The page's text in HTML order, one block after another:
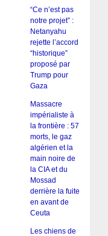
“Ce n’est pas
notre projet” :
Netanyahu
rejette l’accord
“historique”
proposé par
Trump pour
Gaza
Massacre
impérialiste à
la frontière : 57
morts, le gaz
algérien et la
main noire de
la CIA et du
Mossad
derrière la fuite
en avant de
Ceuta
Les chiens de